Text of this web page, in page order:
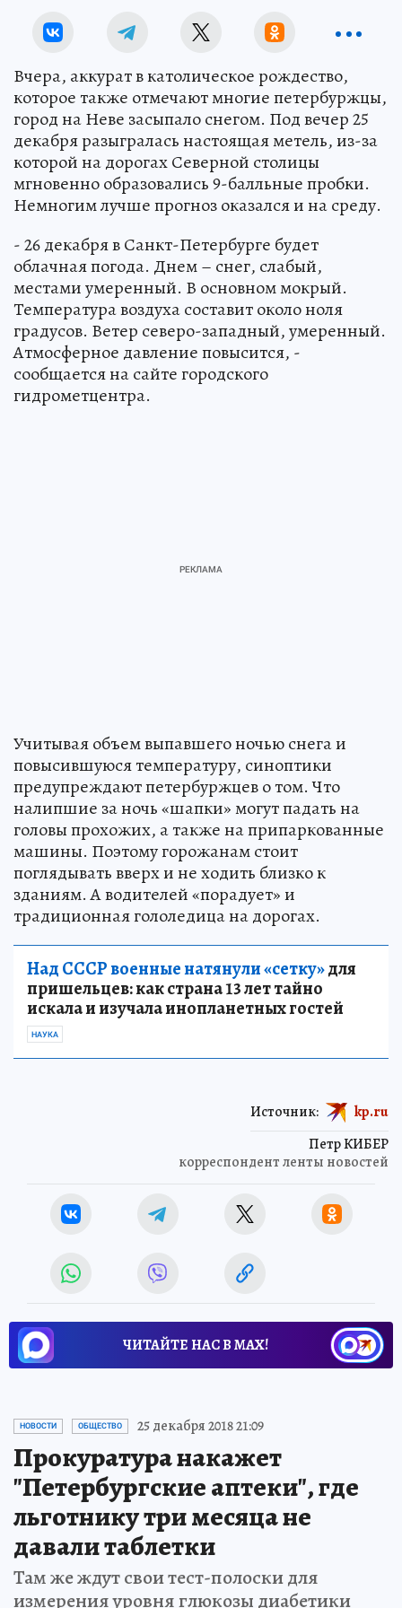
Вчера, аккурат в католическое рождество,
которое также отмечают многие петербуржцы,
город на Неве засыпало снегом. Под вечер 25
декабря разыгралась настоящая метель, из-за
которой на дорогах Северной столицы
мгновенно образовались 9-балльные пробки.
Немногим лучше прогноз оказался и на среду.
- 26 декабря в Санкт-Петербурге будет
облачная погода. Днем – снег, слабый,
местами умеренный. В основном мокрый.
Температура воздуха составит около ноля
градусов. Ветер северо-западный, умеренный.
Атмосферное давление повысится, -
сообщается на сайте городского
гидрометцентра.
Учитывая объем выпавшего ночью снега и
повысившуюся температуру, синоптики
предупреждают петербуржцев о том. Что
налипшие за ночь «шапки» могут падать на
головы прохожих, а также на припаркованные
машины. Поэтому горожанам стоит
поглядывать вверх и не ходить близко к
зданиям. А водителей «порадует» и
традиционная гололедица на дорогах.
Над СССР военные натянули «сетку»для
пришельцев: как страна 13 лет тайно
искала и изучала инопланетных гостей
НАУКА
Петр КИБЕР
корреспондент ленты новостей
Источник: kp.ru
ЧИТАЙТЕ НАС В МАХ!
НОВОСТИ ОБЩЕСТВО 25 декабря 2018 21:09
Прокуратура накажет
"Петербургские аптеки", где
льготнику три месяца не
давали таблетки
Там же ждут свои тест-полоски для
измерения уровня глюкозы диабетики